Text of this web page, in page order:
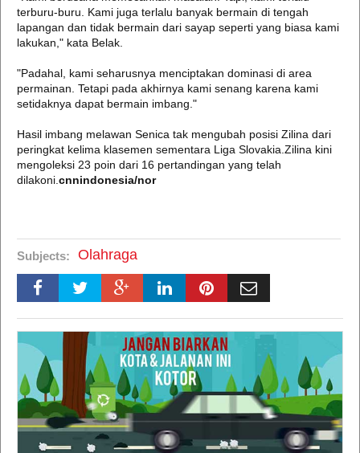
terburu-buru. Kami juga terlalu banyak bermain di tengah
lapangan dan tidak bermain dari sayap seperti yang biasa kami
lakukan," kata Belak.
"Padahal, kami seharusnya menciptakan dominasi di area
permainan. Tetapi pada akhirnya kami senang karena kami
setidaknya dapat bermain imbang."
Hasil imbang melawan Senica tak mengubah posisi Zilina dari
peringkat kelima klasemen sementara Liga Slovakia.Zilina kini
mengoleksi 23 poin dari 16 pertandingan yang telah
dilakoni. cnnindonesia/nor
Subjects: Olahraga